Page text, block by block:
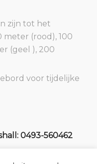
zijn tot het
meter (rood), 100
(geel ), 200
voor tijdelijke
0493-560462